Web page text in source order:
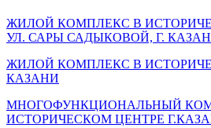
ЖИЛОЙ КОМПЛЕКС В
УЛ. САРЫ САДЫКОВОЙ, Г.
ЖИЛОЙ КОМПЛЕКС В
КАЗАНИ
МНОГОФУНКЦИОНАЛЬНЫЙ
ИСТОРИЧЕСКОМ ЦЕНТРЕ